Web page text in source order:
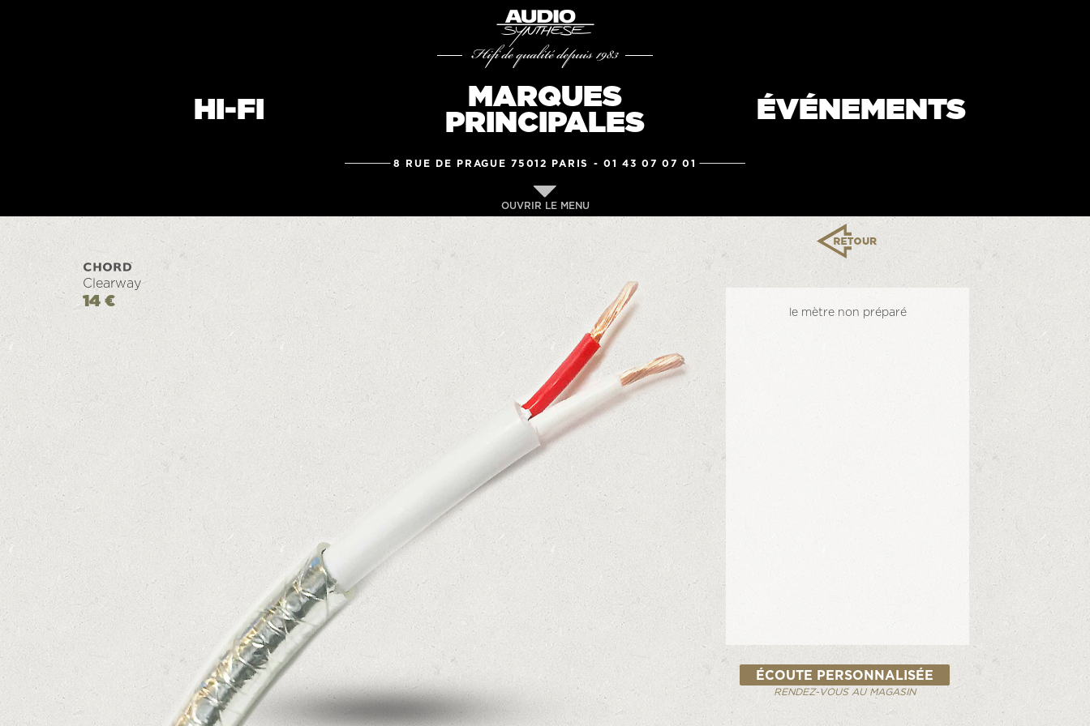
Hifi de qualité depuis 1983
HI-FI
MARQUES
PRINCIPALES
ÉVÉNEMENTS
8 RUE DE PRAGUE 75012 PARIS -01 43 07 07 01
OUVRIR LE MENU
Clearway
14 €
le mètre non préparé
ÉCOUTE PERSONNALISÉE
RENDEZ-VOUS AU MAGASIN